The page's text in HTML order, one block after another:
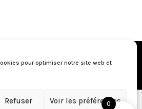
pour optimiser notre site web et
Refuser Voir les préférences
0